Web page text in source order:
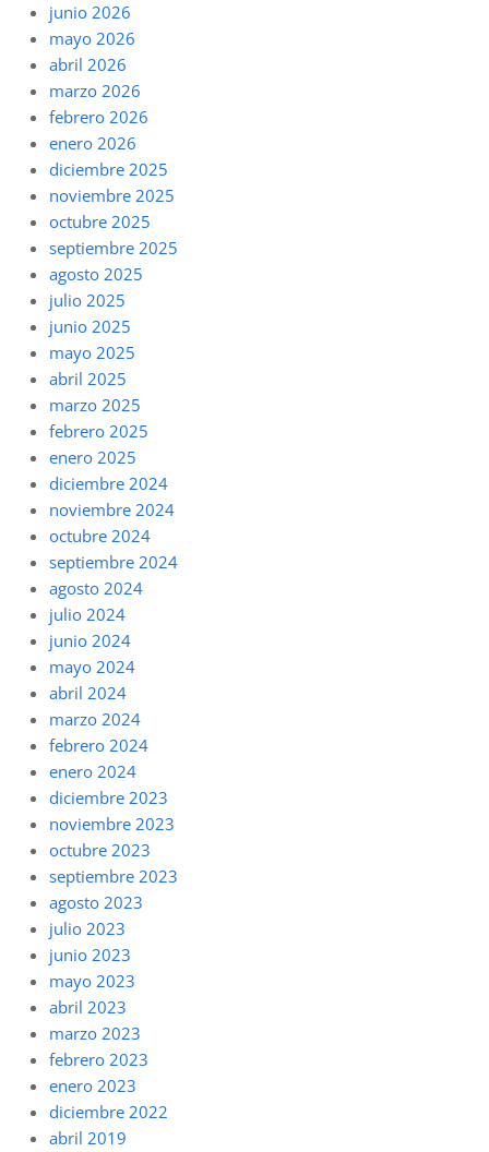
junio 2026
mayo 2026
abril 2026
marzo 2026
febrero 2026
enero 2026
diciembre 2025
noviembre 2025
octubre 2025
septiembre 2025
agosto 2025
julio 2025
junio 2025
mayo 2025
abril 2025
marzo 2025
febrero 2025
enero 2025
diciembre 2024
noviembre 2024
octubre 2024
septiembre 2024
agosto 2024
julio 2024
junio 2024
mayo 2024
abril 2024
marzo 2024
febrero 2024
enero 2024
diciembre 2023
noviembre 2023
octubre 2023
septiembre 2023
agosto 2023
julio 2023
junio 2023
mayo 2023
abril 2023
marzo 2023
febrero 2023
enero 2023
diciembre 2022
abril 2019